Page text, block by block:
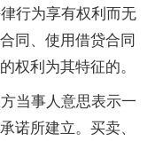
行为享有权利而无
同、使用借贷合同
权利为其特征的。
当事人意思表示一
诺所建立。买卖、